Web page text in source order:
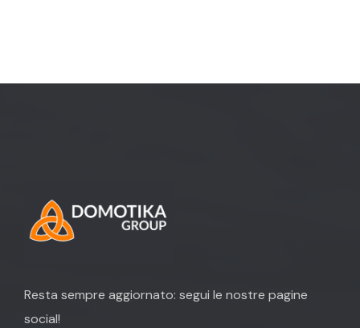
Resta sempre aggiornato: segui le nostre pagine
social!